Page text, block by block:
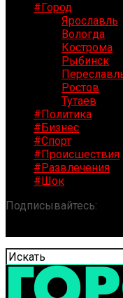
#Город
Ярославль
Вологда
Кострома
Рыбинск
Ростов
Тутаев
#Политика
#Бизнес
#Спорт
#Происшествия
#Развлечения
#Шок
Подписывайтесь: